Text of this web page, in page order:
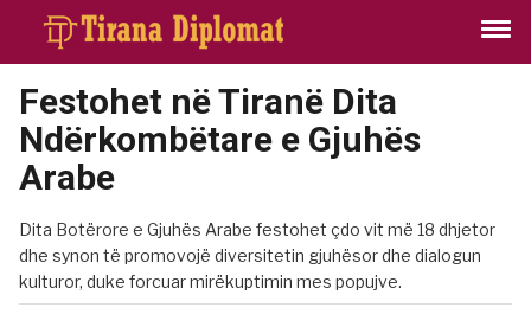
Festohet në Tiranë Dita
Ndërkombëtare e Gjuhës
Arabe
Dita Botërore e Gjuhës Arabe festohet çdo vit më 18 dhjetor
dhe synon të promovojë diversitetin gjuhësor dhe dialogun
kulturor, duke forcuar mirëkuptimin mes popujve.